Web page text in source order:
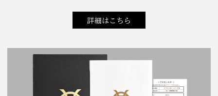
詳細はこちら